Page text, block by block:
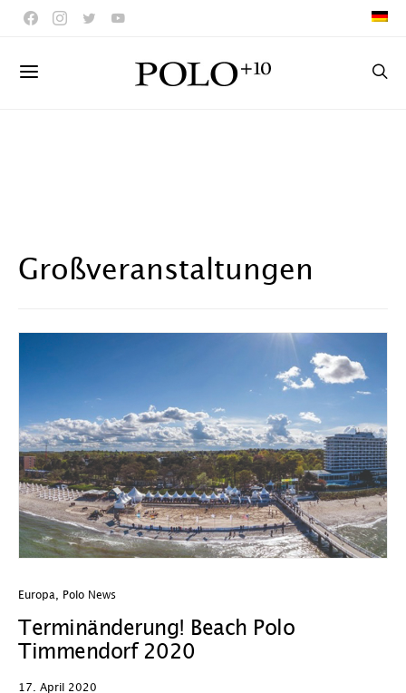
Großveranstaltungen
Europa Polo News
Terminänderung! Beach Polo
Timmendorf 2020
17. April 2020